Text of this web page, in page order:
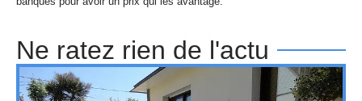
Ne ratez rien de l'actu